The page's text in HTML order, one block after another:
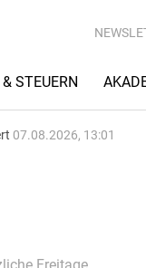
STEUERN
07.08.2026, 13:01